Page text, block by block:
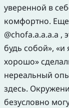
уверенной в
комфортно.
@chofa.a.a.a.a ,
будь собой», «и
хорошо»
нереальный
здесь.
безусловно